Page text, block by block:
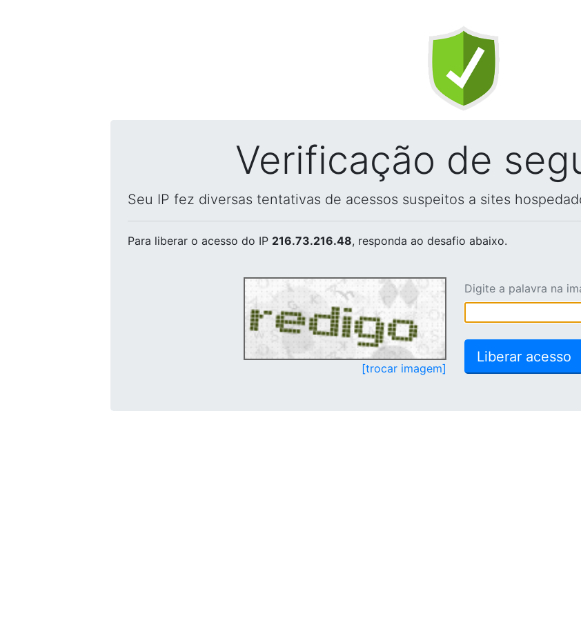
Verificação de
Seu IP fez diversas tentativas de acessos suspeitos a sites
Para liberar o acesso do IP 216.73.216.48, responda ao desafio abaixo.
[trocar imagem]
Digite a palavra na